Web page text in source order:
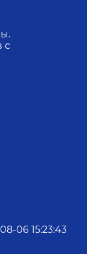
с
06 15:23:43